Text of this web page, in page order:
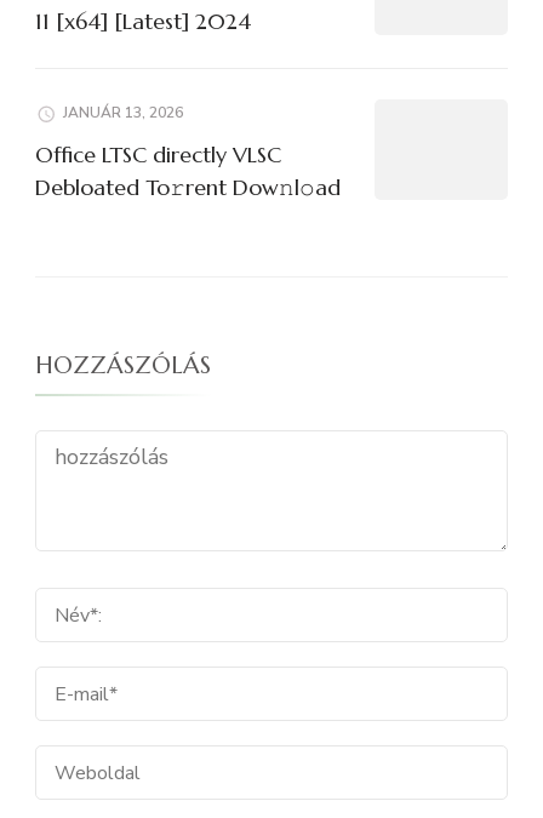
11 [x64] [Latest] 2024
JANUÁR 13, 2026
Office LTSC directly VLSC
Debloated To𝚛rent Dow𝚗l𝚘ad
HOZZÁSZÓLÁS